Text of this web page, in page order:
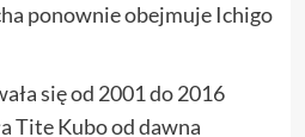
ponownie obejmuje Ichigo
się od 2001 do 2016
Tite Kubo od dawna